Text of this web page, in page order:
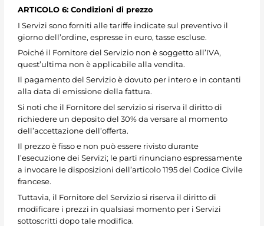
ARTICOLO 6: Condizioni di prezzo
I Servizi sono forniti alle tariffe indicate sul preventivo il
giorno dell’ordine, espresse in euro, tasse escluse.
Poiché il Fornitore del Servizio non è soggetto all’IVA,
quest’ultima non è applicabile alla vendita.
Il pagamento del Servizio è dovuto per intero e in contanti
alla data di emissione della fattura.
Si noti che il Fornitore del servizio si riserva il diritto di
richiedere un deposito del 30% da versare al momento
dell’accettazione dell’offerta.
Il prezzo è fisso e non può essere rivisto durante
l’esecuzione dei Servizi; le parti rinunciano espressamente
a invocare le disposizioni dell’articolo 1195 del Codice Civile
francese.
Tuttavia, il Fornitore del Servizio si riserva il diritto di
modificare i prezzi in qualsiasi momento per i Servizi
sottoscritti dopo tale modifica.